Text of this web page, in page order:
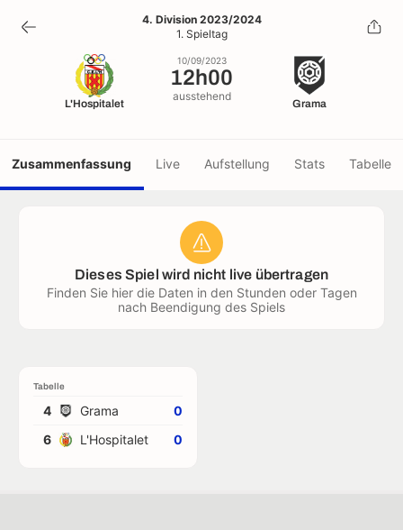
12h00
10/09/2023
4. Division 2023/2024
1. Spieltag
L'Hospitalet
10/09/2023
12h00
ausstehend
Grama
Zusammenfassung Live Aufstellung Stats Tabelle
Dieses Spiel wird nicht live übertragen
Finden Sie hier die Daten in den Stunden oder Tagen
nach Beendigung des Spiels
Tabelle
4 Grama
0
6
L'Hospitalet 0